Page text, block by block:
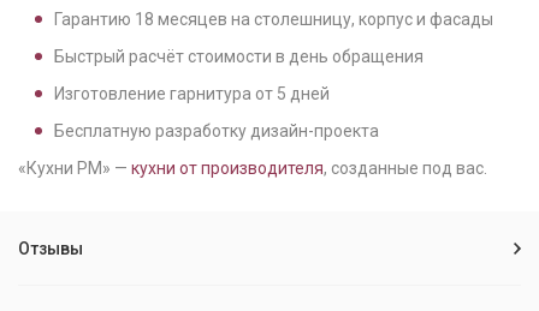
Гарантию 18 месяцев на столешницу, корпус и фасады
Быстрый расчёт стоимости в день обращения
Изготовление гарнитура от 5 дней
Бесплатную разработку дизайн-проекта
«Кухни РМ» — кухни от производителя, созданные под вас.
Отзывы